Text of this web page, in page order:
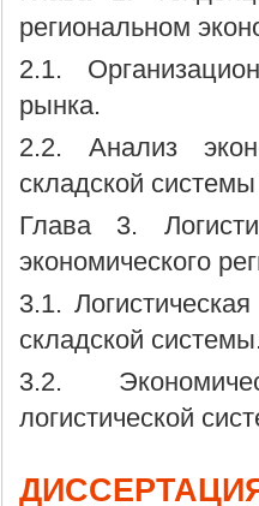
региональном
2.1.
рынка.
2.2. Анализ
складской
Глава 3.
экономического
3.1.
складской
3.2.
логистической